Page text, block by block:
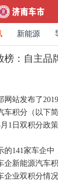
新能源
榜：自主品
网站发布了
车积分（以下
1日双积分政
的141家车企中
企新能源汽车
企业双积分情